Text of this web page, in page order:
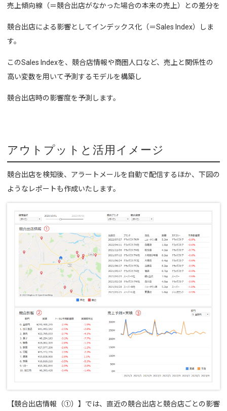
売上傾向線（＝競合出店がなかった場合の本来の売上）との差分を
競合出店による影響としてインデックス化（＝Sales Index）しま
す。
このSales Indexを、競合店情報や商圏人口など、売上と関係性の
高い変数を用いて予測するモデルを構築し
競合出店時の影響度を予測します。
アウトプットと活用イメージ
競合出店を検知後、アラートメールを自動で配信するほか、下図の
ようなレポートも作成いたします。
【競合出店情報（①）】では、直近の競合出店と競合店ごとの影響